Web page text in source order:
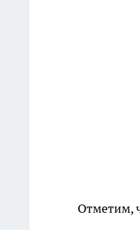
Отметим,